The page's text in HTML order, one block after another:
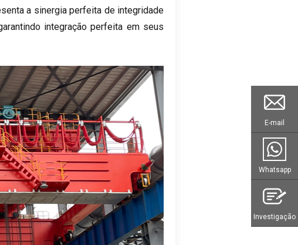
a sinergia perfeita de integridade
integração perfeita em seus
E-mail
Whatsapp
Investigação